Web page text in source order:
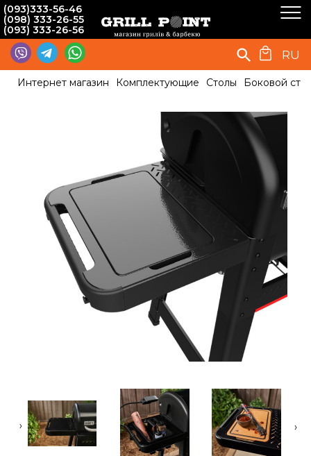
(093)333-56-46
(098) 333-26-55
(093) 333-26-56
RU
Интернет магазин Комплектующие Столы Боковой
‹ ›